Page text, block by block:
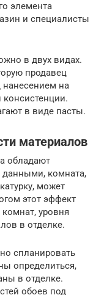
элемента
и специалисты
в двух видах.
продавец
нанесением на
в виде пасты.
материалов
обладают
комната,
может
этот эффект
уровня
в отделке.
спланировать
определиться,
в отделке.
обоев под